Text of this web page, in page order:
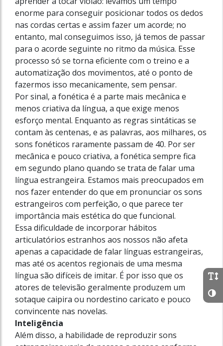
enorme para conseguir posicionar todos os dedos
nas cordas certas e assim fazer um acorde; no
entanto, mal conseguimos isso, já temos de passar
para o acorde seguinte no ritmo da música. Esse
processo só se torna eficiente com o treino e a
automatização dos movimentos, até o ponto de
fazermos isso mecanicamente, sem pensar.
Por sinal, a fonética é a parte mais mecânica e
menos criativa da língua, a que exige menos
esforço mental. Enquanto as regras sintáticas se
contam às centenas, e as palavras, aos milhares, os
sons fonéticos raramente passam de 40. Por ser
mecânica e pouco criativa, a fonética sempre fica
em segundo plano quando se trata de falar uma
língua estrangeira. Estamos mais preocupados em
nos fazer entender do que em pronunciar os sons
estrangeiros com perfeição, o que parece ter
importância mais estética do que funcional.
Essa dificuldade de incorporar hábitos
articulatórios estranhos aos nossos não afeta
apenas a capacidade de falar línguas estrangeiras,
mas até os acentos regionais de uma mesma
língua são difíceis de imitar. É por isso que os
atores de televisão geralmente produzem um
sotaque caipira ou nordestino caricato e pouco
convincente nas novelas.
Inteligência
Além disso, a habilidade de reproduzir sons